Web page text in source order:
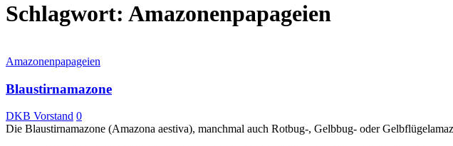
Schlagwort: Amazonenpapageien
Amazonenpapageien
Blaustirnamazone
DKB Vorstand 0
Die Blaustirnamazone (Amazona aestiva), manchmal auch Rotbug-, Gelbbug- oder